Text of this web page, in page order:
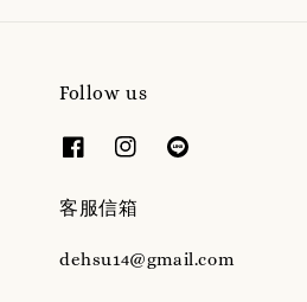
Follow us
客服信箱
dehsu14@gmail.com